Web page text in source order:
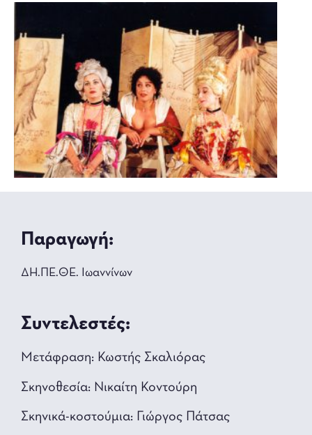
Παραγωγή:
ΔΗ.ΠΕ.ΘΕ. Ιωαννίνων
Συντελεστές:
Μετάφραση: Κωστής Σκαλιόρας
Σκηνοθεσία: Νικαίτη Κοντούρη
Σκηνικά-κοστούμια: Γιώργος Πάτσας